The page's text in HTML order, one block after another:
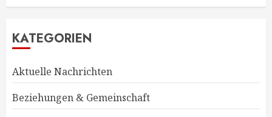
KATEGORIEN
Aktuelle Nachrichten
Beziehungen & Gemeinschaft